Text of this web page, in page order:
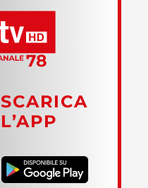
SCARICA
L’APP